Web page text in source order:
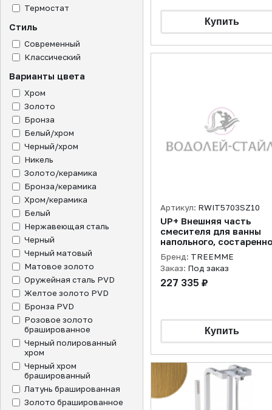
Термостат
Стиль
Современный
Классический
Варианты цвета
Хром
Золото
Бронза
Белый/хром
Черный/хром
Никель
Золото/керамика
Бронза/керамика
Хром/керамика
Белый
Нержавеющая сталь
Черный
Черный матовый
Матовое золото
Оружейная сталь PVD
Желтое золото PVD
Бронза PVD
Розовое золото
брашированное
Черный полированный
хром
Черный хром
брашированный
Латунь брашированная
Золото брашированное
Артикул: RWIT5703SZ10
UP+ Внешняя часть
смесителя для ванны
напольного,
розовое золото
Бренд: TREEMME
Заказ: Под заказ
227 335 ₽